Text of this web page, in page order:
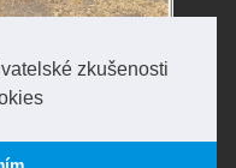
zkušenosti